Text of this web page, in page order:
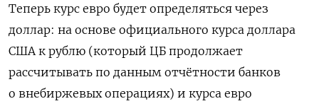
Теперь курс евро будет определяться через
доллар: на основе официального курса доллара
США к рублю (который ЦБ продолжает
рассчитывать по данным отчётности банков
о внебиржевых операциях) и курса евро